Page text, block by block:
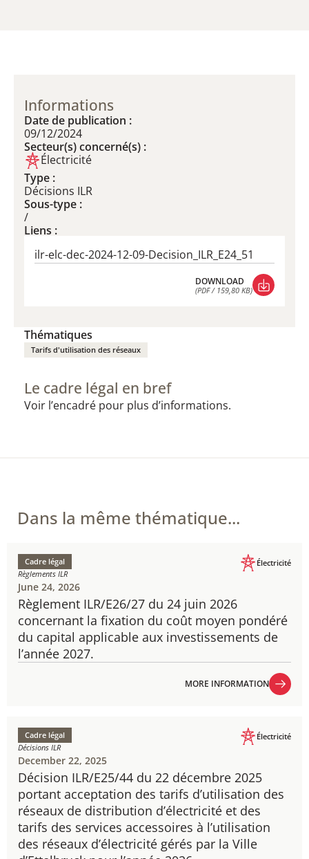
Informations
Date de publication :
09/12/2024
Secteur(s) concerné(s) :
Électricité
Type :
Décisions ILR
Sous-type :
/
Liens :
ilr-elc-dec-2024-12-09-Decision_ILR_E24_51
DOWNLOAD
(PDF / 159,80 KB)
Thématiques
Tarifs d'utilisation des réseaux
Le cadre légal en bref
Voir l’encadré pour plus d’informations.
Dans la même thématique...
Règlement ILR/E26/27 du 24 juin 2026
concernant la fixation du coût moyen pondéré
du capital applicable aux investissements de
l’année 2027.
Cadre légal
Règlements ILR
Électricité
June 24, 2026
MORE INFORMATION
Décision ILR/E25/44 du 22 décembre 2025
portant acceptation des tarifs d’utilisation des
réseaux de distribution d’électricité et des
tarifs des services accessoires à l’utilisation
des réseaux d’électricité gérés par la Ville
Cadre légal
Décisions ILR
Électricité
December 22, 2025